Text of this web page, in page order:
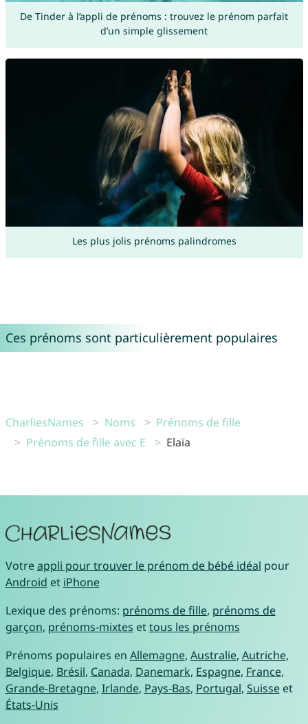
De Tinder à l’appli de prénoms : trouvez le prénom parfait
d’un simple glissement
Les plus jolis prénoms palindromes
Ces prénoms sont particulièrement populaires
CharliesNames Noms
Prénoms de fille
Prénoms de fille avec E
Elaïa
Votreappli pour trouver le prénom de bébé idéal pour
Android et iPhone
Lexique des prénoms: prénoms de fille, prénoms de
garçon, prénoms-mixtes ettous les prénoms
Prénoms populaires en Allemagne, Australie, Autriche,
Belgique, Brésil, Canada, Danemark, Espagne, France,
Grande-Bretagne, Irlande, Pays-Bas, Portugal, Suisseet
États-Unis